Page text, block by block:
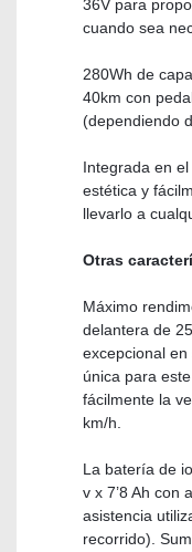
36V para
cuando sea
280Wh de
40km con
(dependiendo
Integrada en
estética y
llevarlo a
Otras
Máximo
delantera de
excepcional
única para
fácilmente la
km/h.
La batería de
v x 7’8 Ah con
asistencia
recorrido).